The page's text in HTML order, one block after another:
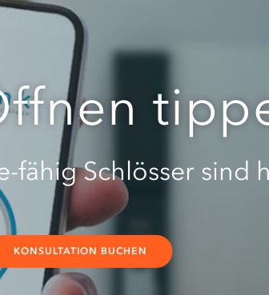
fähigSchlösser sind
KONSULTATION BUCHEN